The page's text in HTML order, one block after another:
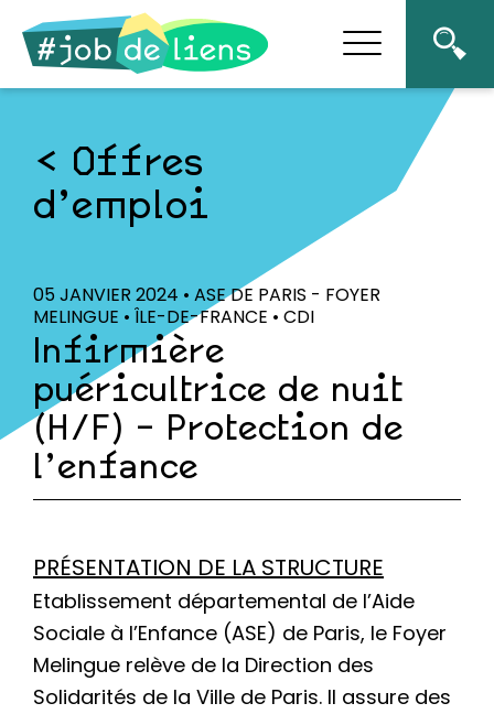
Offres
d’emploi
05 JANVIER 2024 • ASE DE PARIS - FOYER
MELINGUE • ÎLE-DE-FRANCE • CDI
Infirmière
puéricultrice de nuit
(H/F) – Protection de
l’enfance
PRÉSENTATION DE LA STRUCTURE
Etablissement départemental de l’Aide
Sociale à l’Enfance (ASE) de Paris, le Foyer
Melingue relève de la Direction des
Solidarités de la Ville de Paris. Il assure des